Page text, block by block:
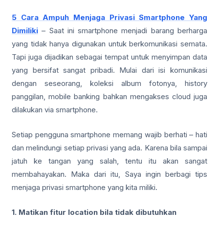
5 Cara Ampuh Menjaga Privasi Smartphone Yang
Dimiliki – Saat ini smartphone menjadi barang berharga
yang tidak hanya digunakan untuk berkomunikasi semata.
Tapi juga dijadikan sebagai tempat untuk menyimpan data
yang bersifat sangat pribadi. Mulai dari isi komunikasi
dengan seseorang, koleksi album fotonya, history
panggilan, mobile banking bahkan mengakses cloud juga
dilakukan via smartphone.
Setiap pengguna smartphone memang wajib berhati – hati
dan melindungi setiap privasi yang ada. Karena bila sampai
jatuh ke tangan yang salah, tentu itu akan sangat
membahayakan. Maka dari itu, Saya ingin berbagi tips
menjaga privasi smartphone yang kita miliki.
1. Matikan fitur location bila tidak dibutuhkan